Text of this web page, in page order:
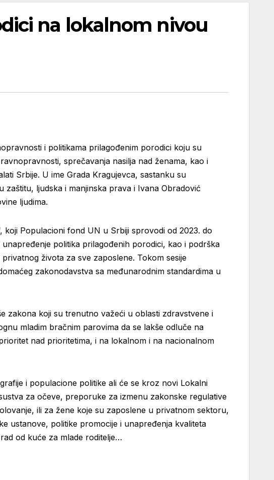
na lokalnom nivou
i politikama prilagođenim porodici koju su
sprečavanja nasilja nad ženama, kao i
Srbije. U ime Grada Kragujevca, sastanku su
ljudska i manjinska prava i Ivana Obradović
ljudima.
koji Populacioni fond UN u Srbiji sprovodi od 2023. do
politika prilagođenih porodici, kao i podrška
života za sve zaposlene. Tokom sesije
zakonodavstva sa međunarodnim standardima u
zakona koji su trenutno važeći u oblasti zdravstvene i
mladim bračnim parovima da se lakše odluče na
nad prioritetima, i na lokalnom i na nacionalnom
i populacione politike ali će se kroz novi Lokalni
za očeve, preporuke za izmenu zakonske regulative
ili za žene koje su zaposlene u privatnom sektoru,
ustanove, politike promocije i unapređenja kvaliteta
od kuće za mlade roditelje…